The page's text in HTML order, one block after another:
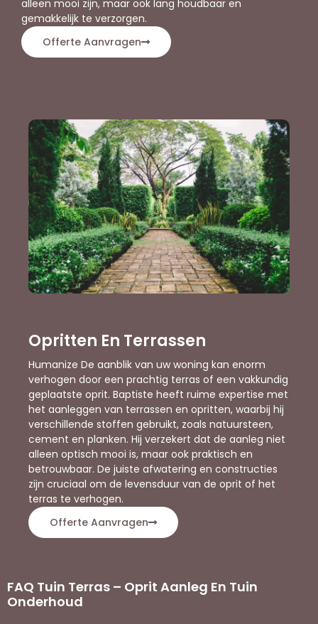
alleen mooi zijn, maar ook lang houdbaar en
gemakkelijk te verzorgen.
Offerte Aanvragen
Opritten En Terrassen
Humanize De aanblik van uw woning kan enorm
verhogen door een prachtig terras of een vakkundig
geplaatste oprit. Baptiste heeft ruime expertise met
het aanleggen van terrassen en opritten, waarbij hij
verschillende stoffen gebruikt, zoals natuursteen,
cement en planken. Hij verzekert dat de aanleg niet
alleen optisch mooi is, maar ook praktisch en
betrouwbaar. De juiste afwatering en constructies
zijn cruciaal om de levensduur van de oprit of het
terras te verhogen.
Offerte Aanvragen
FAQ Tuin Terras – Oprit Aanleg En Tuin
Onderhoud